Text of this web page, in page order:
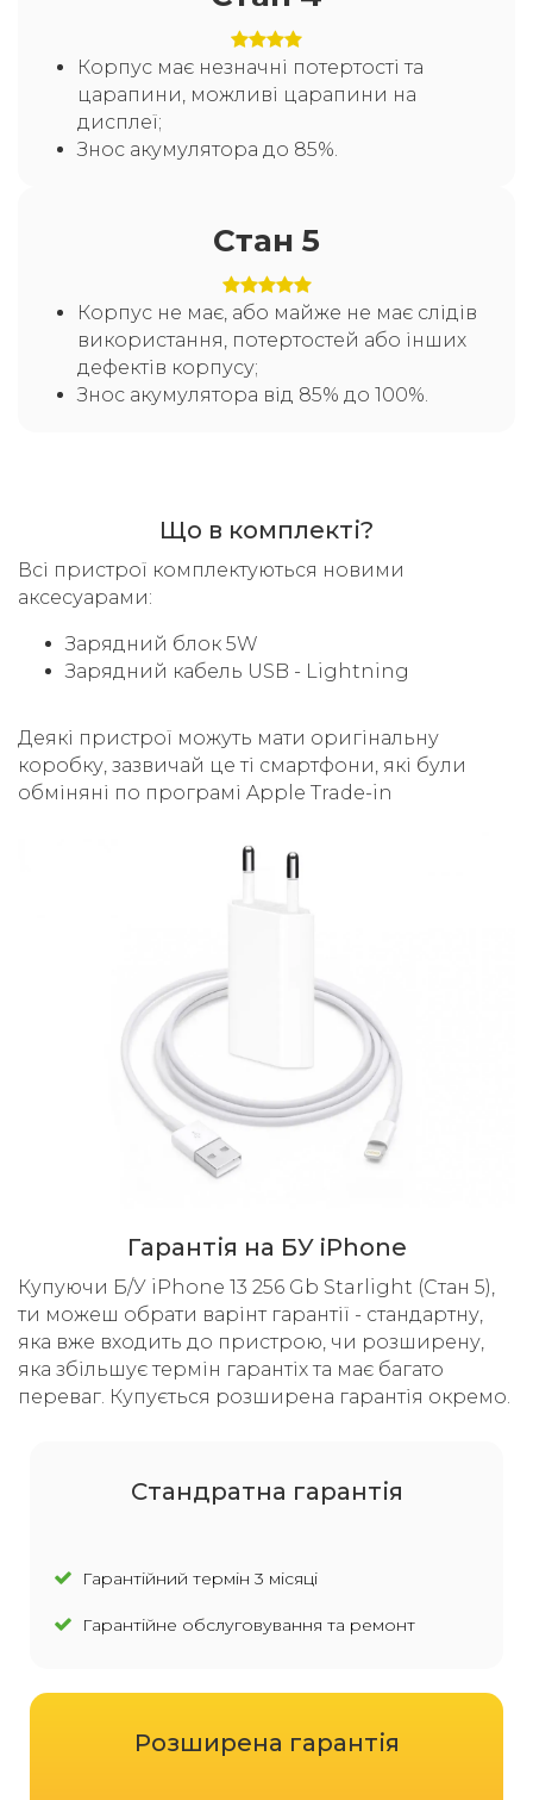
Корпус має незначні потертості та
царапини, можливі царапини на
дисплеї;
Знос акумулятора до 85%.
Стан 5
Корпус не має, або майже не має слідів
використання, потертостей або інших
дефектів корпусу;
Знос акумулятора від 85% до 100%.
Що в комплекті?
Всі пристрої комплектуються новими
аксесуарами:
Зарядний блок 5W
Зарядний кабель USB - Lightning
Деякі пристрої можуть мати оригінальну
коробку, зазвичай це ті смартфони, які були
обміняні по програмі Apple Trade-in
Гарантія на БУ iPhone
Купуючи Б/У iPhone 13 256 Gb Starlight (Стан 5),
ти можеш обрати варінт гарантії - стандартну,
яка вже входить до пристрою, чи розширену,
яка збільшує термін гарантіх та має багато
переваг. Купується розширена гарантія окремо.
Cтандратна гарантія
Гарантійний термін 3 місяці
Гарантійне обслуговування та ремонт
Розширена гарантія